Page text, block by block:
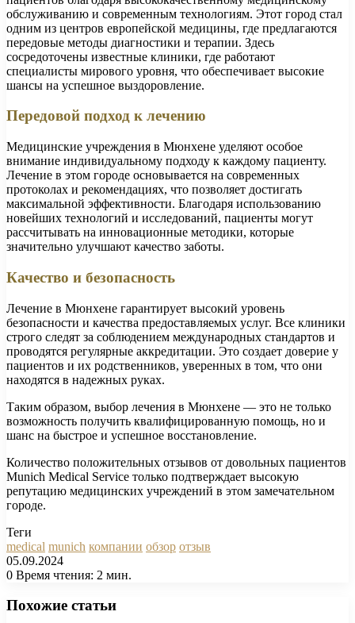
обслуживанию и современным технологиям. Этот город стал
одним из центров европейской медицины, где предлагаются
передовые методы диагностики и терапии. Здесь
сосредоточены известные клиники, где работают
специалисты мирового уровня, что обеспечивает высокие
шансы на успешное выздоровление.
Передовой подход к лечению
Медицинские учреждения в Мюнхене уделяют особое
внимание индивидуальному подходу к каждому пациенту.
Лечение в этом городе основывается на современных
протоколах и рекомендациях, что позволяет достигать
максимальной эффективности. Благодаря использованию
новейших технологий и исследований, пациенты могут
рассчитывать на инновационные методики, которые
значительно улучшают качество заботы.
Качество и безопасность
Лечение в Мюнхене гарантирует высокий уровень
безопасности и качества предоставляемых услуг. Все клиники
строго следят за соблюдением международных стандартов и
проводятся регулярные аккредитации. Это создает доверие у
пациентов и их родственников, уверенных в том, что они
находятся в надежных руках.
Таким образом, выбор лечения в Мюнхене — это не только
возможность получить квалифицированную помощь, но и
шанс на быстрое и успешное восстановление.
Количество положительных отзывов от довольных пациентов
Munich Medical Service только подтверждает высокую
репутацию медицинских учреждений в этом замечательном
городе.
Теги
medical munich компании обзор отзыв
05.09.2024
0 Время чтения: 2 мин.
Похожие статьи